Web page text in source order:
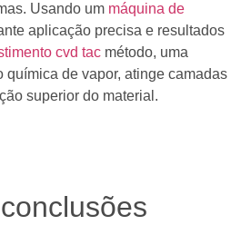
Usando um máquina de
aplicação precisa e resultados
cvd tac método, uma
química de vapor, atinge camadas
superior do material.